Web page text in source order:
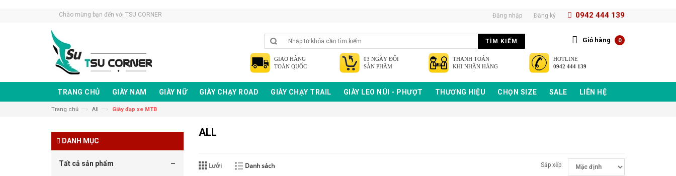
Chào mừng bạn đến với TSU CORNER Đăng nhập Đăng ký 0942 444 139
TÌM KIẾM Giỏ hàng 0
GIAO HÀNG
TOÀN QUỐC
03 NGÀY ĐỔI
SẢN PHẨM
THANH TOÁN
KHI NHẬN HÀNG
HOTLINE
0942 444 139
TRANG CHỦ GIÀY NAM GIÀY NỮ GIÀY CHẠY ROAD GIÀY CHẠY TRAIL GIÀY LEO NÚI - PHƯỢT THƯƠNG HIỆU CHỌN SIZE SALE LIÊN HỆ
Trang chủ —› All —› Giày đạp xe MTB
DANH MỤC
Tất cả sản phẩm
ALL
Lưới Danh sách Sắp xếp: